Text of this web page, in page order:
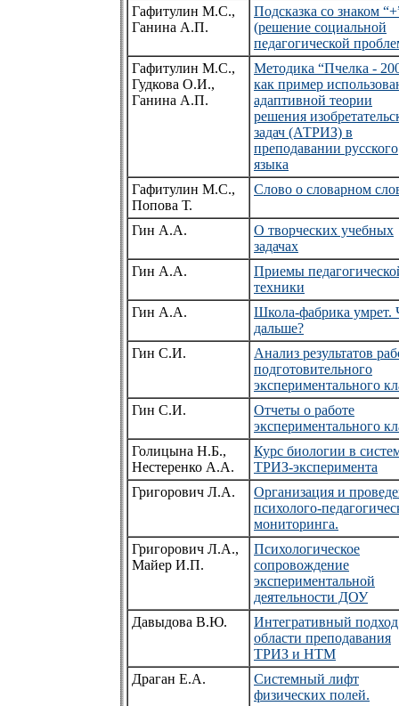
Гафитулин М.С.,
Ганина А.П.
Подсказка со знаком
(решение социальной
педагогической
Гафитулин М.С.,
Гудкова О.И.,
Ганина А.П.
Методика “Пчелка -
как пример
адаптивной теории
решения
задач (АТРИЗ) в
преподавании русского
языка
Гафитулин М.С.,
Попова Т.
Cлово о словарном
Гин А.А.
О творческих учебных
задачах
Гин А.А.
Приемы
техники
Гин А.А.
Школа-фабрика умрет.
дальше?
Гин С.И.
Анализ результатов
подготовительного
экспериментального
Гин С.И.
Отчеты о работе
экспериментального
Голицына Н.Б.,
Нестеренко А.А.
Курс биологии в
ТРИЗ-эксперимента
Григорович Л.А.
Организация и
психолого-
мониторинга.
Григорович Л.А.,
Майер И.П.
Психологическое
сопровождение
экспериментальной
деятельности ДОУ
Давыдова В.Ю.
Интегративный
области преподавания
ТРИЗ и НТМ
Драган Е.А.
Системный лифт
физических полей.